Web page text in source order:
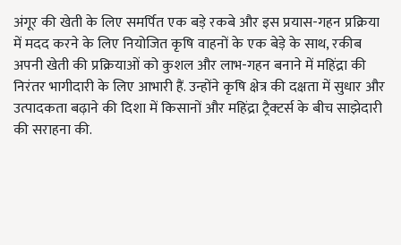
अंगूर की खेती के लिए समर्पित एक बड़े रकबे और इस प्रयास-गहन प्रक्रिया
में मदद करने के लिए नियोजित कृषि वाहनों के एक बेड़े के साथ, रकीब
अपनी खेती की प्रक्रियाओं को कुशल और लाभ-गहन बनाने में महिंद्रा की
निरंतर भागीदारी के लिए आभारी हैं. उन्होंने कृषि क्षेत्र की दक्षता में सुधार और
उत्पादकता बढ़ाने की दिशा में किसानों और महिंद्रा ट्रैक्टर्स के बीच साझेदारी
की सराहना की.